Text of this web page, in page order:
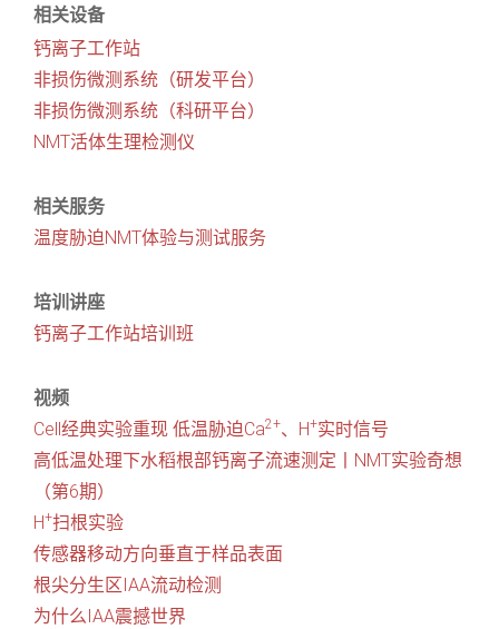
相关设备
钙离子工作站
非损伤微测系统（研发平台）
非损伤微测系统（科研平台）
NMT活体生理检测仪
相关服务
温度胁迫NMT体验与测试服务
培训讲座
钙离子工作站培训班
视频
Cell经典实验重现 低温胁迫Ca2+、H+实时信号
高低温处理下水稻根部钙离子流速测定丨NMT实验奇想
（第6期）
H+扫根实验
传感器移动方向垂直于样品表面
根尖分生区IAA流动检测
为什么IAA震撼世界